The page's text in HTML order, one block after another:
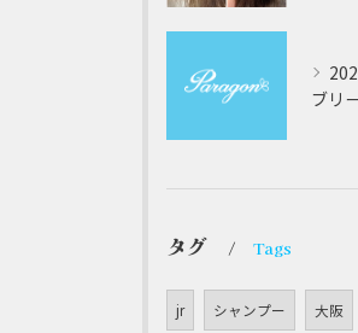
タグ Tags
jr シャンプー 大阪